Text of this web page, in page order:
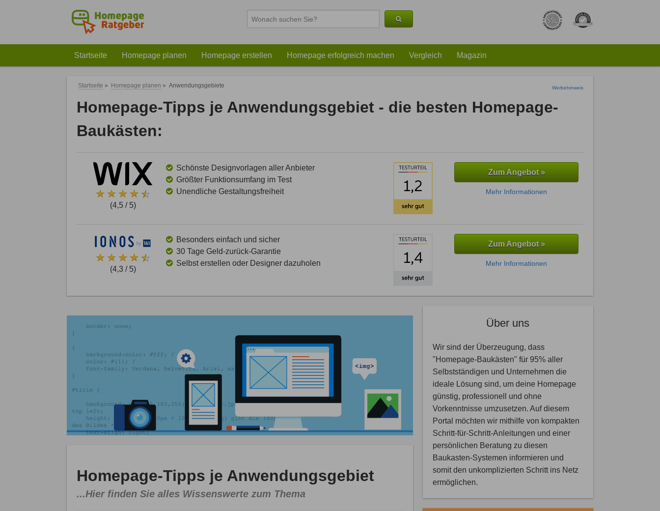
Startseite Homepage planen Homepage erstellen Homepage erfolgreich machen Vergleich Magazin
Werbehinweis
Startseite » Homepage planen » Anwendungsgebiete
Homepage-Tipps je Anwendungsgebiet - die besten Homepage-
Baukästen:
(4,5 / 5)
Schönste Designvorlagen aller Anbieter
Größter Funktionsumfang im Test
Unendliche Gestaltungsfreiheit
Zum Angebot »
Mehr Informationen
(4,3 / 5)
Besonders einfach und sicher
30 Tage Geld-zurück-Garantie
Selbst erstellen oder Designer dazuholen
Zum Angebot »
Mehr Informationen
Homepage-Tipps je Anwendungsgebiet
...Hier finden Sie alles Wissenswerte zum Thema
Über uns
Wir sind der Überzeugung, dass
"Homepage-Baukästen" für 95% aller
Selbstständigen und Unternehmen die
ideale Lösung sind, um deine Homepage
günstig, professionell und ohne
Vorkenntnisse umzusetzen. Auf diesem
Portal möchten wir mithilfe von kompakten
Schritt-für-Schritt-Anleitungen und einer
persönlichen Beratung zu diesen
Baukasten-Systemen informieren und
somit den unkomplizierten Schritt ins Netz
ermöglichen.